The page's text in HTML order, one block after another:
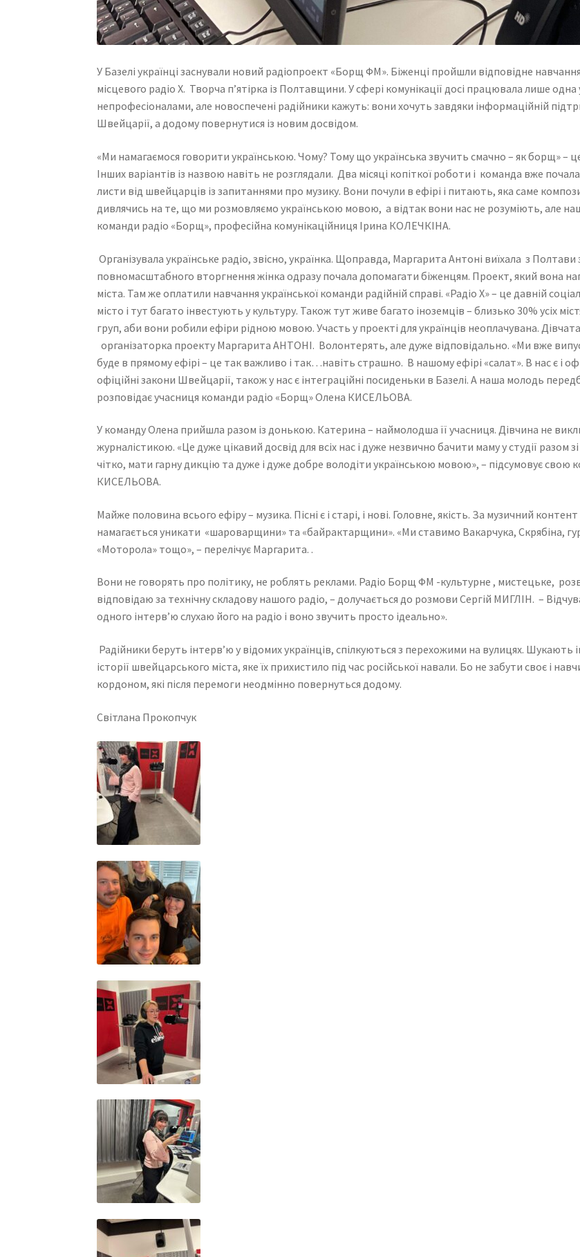
У Базелі українці заснували новий радіопроект «Борщ ФМ». Біженці пройшли відповідне
місцевого радіо Х. Творча п’ятірка із Полтавщини. У сфері комунікації досі працювала лише
непрофесіоналами, але новоспечені радійники кажуть: вони хочуть завдяки інформаційній
Швейцарії, а додому повернутися із новим досвідом.
«Ми намагаємося говорити українською. Чому? Тому що українська звучить смачно – як борщ» –
Інших варіантів із назвою навіть не розглядали. Два місяці копіткої роботи і команда вже
листи від швейцарців із запитаннями про музику. Вони почули в ефірі і питають, яка саме
дивлячись на те, що ми розмовляємо українською мовою, а відтак вони нас не розуміють, але
команди радіо «Борщ», професійна комунікаційниця Ірина КОЛЕЧКІНА.
Організувала українське радіо, звісно, українка. Щоправда, Маргарита Антоні виїхала з
повномасштабного вторгнення жінка одразу почала допомагати біженцям. Проект, який вона
міста. Там же оплатили навчання української команди радійній справі. «Радіо Х» – це давній
місто і тут багато інвестують у культуру. Також тут живе багато іноземців – близько 30% усіх
груп, аби вони робили ефіри рідною мовою. Участь у проекті для українців неоплачувана.
організаторка проекту Маргарита АНТОНІ. Волонтерять, але дуже відповідально. «Ми вже
буде в прямому ефірі – це так важливо і так…навіть страшно. В нашому ефірі «салат». В нас є і
офіційні закони Швейцарії, також у нас є інтеграційні посиденьки в Базелі. А наша молодь
розповідає учасниця команди радіо «Борщ» Олена КИСЕЛЬОВА.
У команду Олена прийшла разом із донькою. Катерина – наймолодша її учасниця. Дівчина не
журналістикою. «Це дуже цікавий досвід для всіх нас і дуже незвично бачити маму у студії разом
чітко, мати гарну дикцію та дуже і дуже добре володіти українською мовою», – підсумовує свою
КИСЕЛЬОВА.
Майже половина всього ефіру – музика. Пісні є і старі, і нові. Головне, якість. За музичний
намагається уникати «шароварщини» та «байрактарщини». «Ми ставимо Вакарчука, Скрябіна,
«Моторола» тощо», – перелічує Маргарита. .
Вони не говорять про політику, не роблять реклами. Радіо Борщ ФМ -культурне , мистецьке,
відповідаю за технічну складову нашого радіо, – долучається до розмови Сергій МИГЛІН. –
одного інтерв’ю слухаю його на радіо і воно звучить просто ідеально».
Радійники беруть інтерв’ю у відомих українців, спілкуються з перехожими на вулицях.
історії швейцарського міста, яке їх прихистило під час російської навали. Бо не забути своє і
кордоном, які після перемоги неодмінно повернуться додому.
Світлана Прокопчук